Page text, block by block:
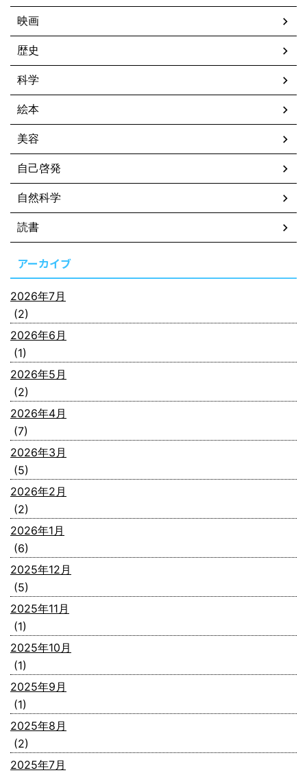
映画
歴史
科学
絵本
美容
自己啓発
自然科学
読書
アーカイブ
2026年7月
(2)
2026年6月
(1)
2026年5月
(2)
2026年4月
(7)
2026年3月
(5)
2026年2月
(2)
2026年1月
(6)
2025年12月
(5)
2025年11月
(1)
2025年10月
(1)
2025年9月
(1)
2025年8月
(2)
2025年7月